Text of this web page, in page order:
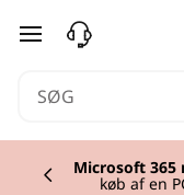
spring til
Microsoft 365
køb af en